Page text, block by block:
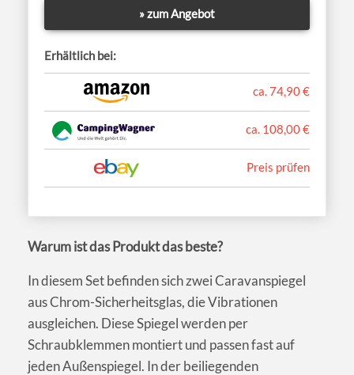
» zum Angebot
Erhältlich bei:
ca. 74,90 €
ca. 108,00 €
Preis prüfen
Warum ist das Produkt das beste?
In diesem Set befinden sich zwei Caravanspiegel
aus Chrom-Sicherheitsglas, die Vibrationen
ausgleichen. Diese Spiegel werden per
Schraubklemmen montiert und passen fast auf
jeden Außenspiegel. In der beiliegenden